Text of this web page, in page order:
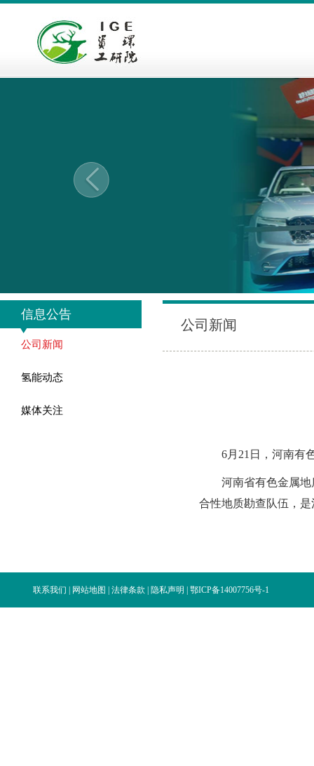
信息公告
公司新闻
氢能动态
媒体关注
公司新闻
6月21日，河南有色
河南省有色金属地质
合性地质勘查队伍，
联系我们 网站地图 法律条款 隐私声明 鄂ICP备14007756号-1